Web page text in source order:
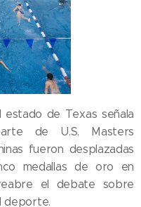
de Texas señala
de U.S. Masters
fueron desplazadas
medallas de oro en
el debate sobre
deporte.